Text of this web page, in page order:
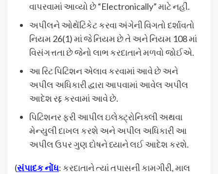
વાપરવામાં આવ્યો છે “Electronically” માટે નહીં.
અપીલને ઓથેંટિકેટ કરવા અંગેની વિગતો દર્શાવતો
નિયમ 26(1) માં જે નિયમ છે તે અને નિયમ 108 માં
વિસંગત્તતા છે જેનો લાભ કરદાતાને મળવો જોઈએ.
આ રિટ પિટિશન એલાવ કરવામાં આવે છે અને
અપીલ અધિકારી દ્વારા આપવામાં આવેલ અપીલ
આદેશ રદ્દ કરવામાં આવે છે.
પિટિશનર ફરી આપીલ ઇલેક્ટ્રોનિક્લી અથવા
મેન્યુલી દાખલ કરશે અને અપીલ અધિકારી આ
અપીલ ઉપર ગુણ દોષને ધ્યાને લઈ આદેશ કરશે.
(સંપાદક નોંધ: કરદાતાને ત્યાં તપાસની કામગીરી, માલ